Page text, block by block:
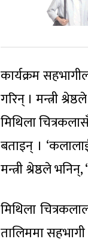
कार्यक्रम
गरिन् । मन्त्री श्रेष्ठले
मिथिला
बताइन् ।
मन्त्री श्रेष्ठले
मिथिला
तालिममा